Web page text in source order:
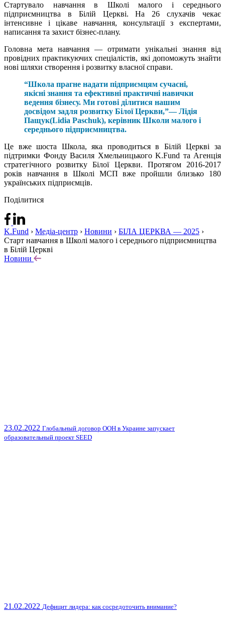
Cтартувало навчання в Школі малого і середнього
підприємництва в Білій Церкві. На 26 слухачів чекає
інтенсивне і цікаве навчання, консультації з експертами,
написання та захист бізнес-плану.
Головна мета навчання — отримати унікальні знання від
провідних практикуючих спеціалістів, які допоможуть знайти
нові шляхи створення і розвитку власної справи.
“Школа прагне надати підприємцям сучасні,
якісні знання та ефективні практичні навички
ведення бізнесу. Ми готові ділитися нашим
досвідом задля розвитку Білої Церкви,”— Лідія
Пащук(Lidia Paschuk), керівник Школи малого і
середнього підприємництва.
Це вже шоста Школа, яка проводиться в Білій Церкві за
підтримки Фонду Василя Хмельницького K.Fund та Агенція
стратегічного розвитку Білої Церкви. Протягом 2016-2017
років навчання в Школі МСП вже пройшли близько 180
українських підприємців.
Поділитися
K.Fund › Медіа-центр › Новини › БІЛА ЦЕРКВА — 2025 ›
Cтарт навчання в Школі малого і середнього підприємництва
в Білій Церкві
Новини
23.02.2022 Глобальный договор ООН в Украине запускает
образовательный проект SEED
21.02.2022 Дефицит лидера: как сосредоточить внимание?